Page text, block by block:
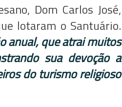
Dom Carlos José,
lotaram o Santuário.
anual, que atrai muitos
sua devoção a
do turismo religioso